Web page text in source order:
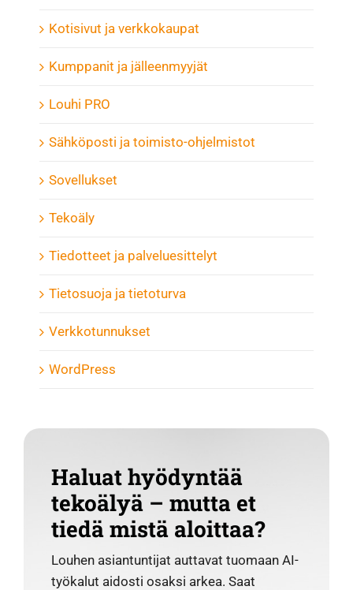
Kotisivut ja verkkokaupat
Kumppanit ja jälleenmyyjät
Louhi PRO
Sähköposti ja toimisto-ohjelmistot
Sovellukset
Tekoäly
Tiedotteet ja palveluesittelyt
Tietosuoja ja tietoturva
Verkkotunnukset
WordPress
Haluat hyödyntää
tekoälyä – mutta et
tiedä mistä aloittaa?
Louhen asiantuntijat auttavat tuomaan AI-
työkalut aidosti osaksi arkea. Saat